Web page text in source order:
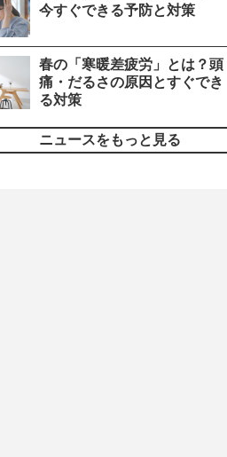
今すぐできる予防と対策
春の「寒暖差疲労」とは？頭
痛・だるさの原因とすぐでき
る対策
ニュースをもっと見る